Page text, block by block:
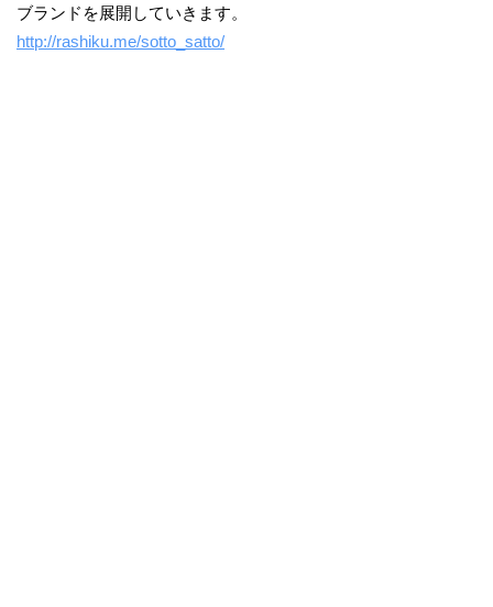
ブランドを展開していきます。
http://rashiku.me/sotto_satto/